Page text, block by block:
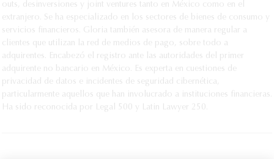
outs, desinversiones y joint ventures tanto en México como en el
extranjero. Se ha especializado en los sectores de bienes de consumo y
servicios financieros. Gloria también asesora de manera regular a
clientes que utilizan la red de medios de pago, sobre todo a
adquirentes. Encabezó el registro ante las autoridades del primer
adquirente no bancario en México. Es experta en cuestiones de
privacidad de datos e incidentes de seguridad cibernética,
particularmente aquellos que han involucrado a instituciones financieras.
Ha sido reconocida por Legal 500 y Latin Lawyer 250.